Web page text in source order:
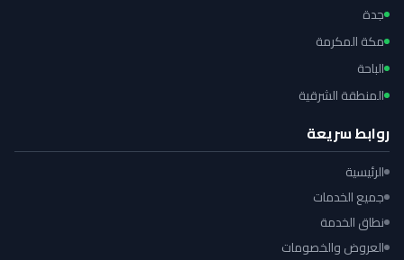
جدة
مكة المكرمة
الباحة
المنطقة الشرقية
روابط سريعة
الرئيسية
جميع الخدمات
نطاق الخدمة
العروض والخصومات